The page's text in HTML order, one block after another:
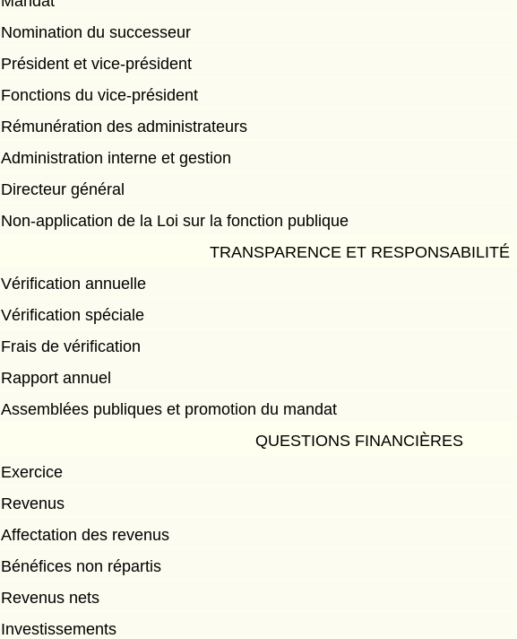
Nomination du successeur
Président et vice-président
Fonctions du vice-président
Rémunération des administrateurs
Administration interne et gestion
Directeur général
Non-application de la Loi sur la fonction publique
TRANSPARENCE ET RESPONSABILITÉ
Vérification annuelle
Vérification spéciale
Frais de vérification
Rapport annuel
Assemblées publiques et promotion du mandat
QUESTIONS FINANCIÈRES
Exercice
Revenus
Affectation des revenus
Bénéfices non répartis
Revenus nets
Investissements